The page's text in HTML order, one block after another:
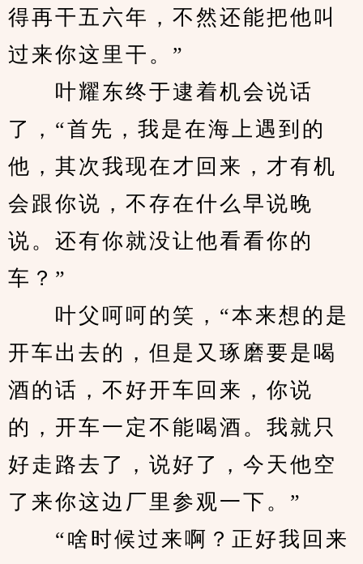
得再干五六年，不然还能把他叫
过来你这里干。”
叶耀东终于逮着机会说话
了，“首先，我是在海上遇到的
他，其次我现在才回来，才有机
会跟你说，不存在什么早说晚
说。还有你就没让他看看你的
车？”
叶父呵呵的笑，“本来想的是
开车出去的，但是又琢磨要是喝
酒的话，不好开车回来，你说
的，开车一定不能喝酒。我就只
好走路去了，说好了，今天他空
了来你这边厂里参观一下。”
“啥时候过来啊？正好我回来